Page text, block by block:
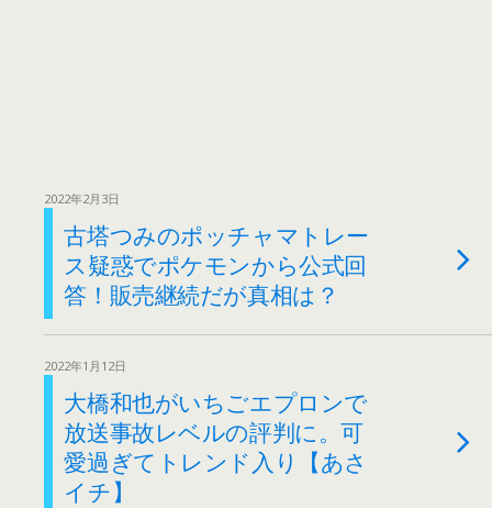
2022年2月3日
古塔つみのポッチャマトレー
ス疑惑でポケモンから公式回
答！販売継続だが真相は？
2022年1月12日
大橋和也がいちごエプロンで
放送事故レベルの評判に。可
愛過ぎてトレンド入り【あさ
イチ】